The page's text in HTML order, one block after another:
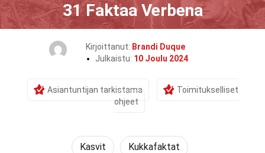
31 Faktaa Verbena
Kirjoittanut: Brandi Duque
Julkaistu: 10 Joulu 2024
Asiantuntijan tarkistama
Toimitukselliset
ohjeet
Kasvit Kukkafaktat